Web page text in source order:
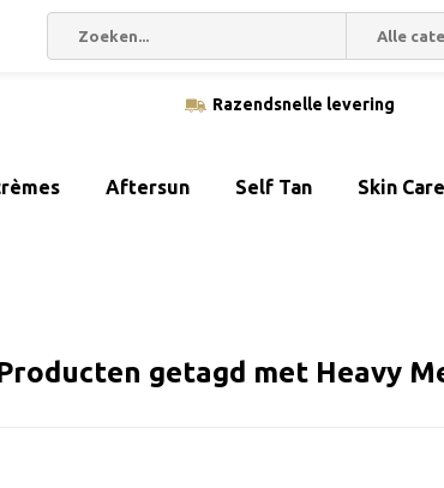
Alle
Razendsnelle levering
Aftersun Self Tan Skin Care
getagd met Heavy